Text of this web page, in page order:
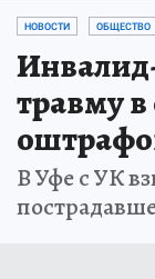
НОВОСТИ ОБЩЕСТВО
травму
В Уфе с УК